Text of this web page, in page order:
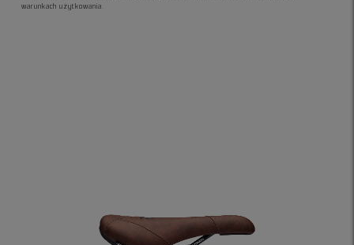
warunkach użytkowania.